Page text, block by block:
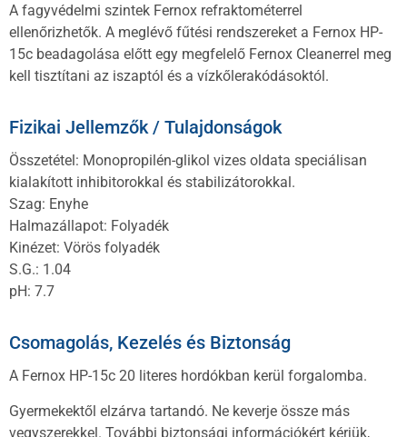
A fagyvédelmi szintek Fernox refraktométerrel
ellenőrizhetők. A meglévő fűtési rendszereket a Fernox HP-
15c beadagolása előtt egy megfelelő Fernox Cleanerrel meg
kell tisztítani az iszaptól és a vízkőlerakódásoktól.
Fizikai Jellemzők / Tulajdonságok
Összetétel: Monopropilén-glikol vizes oldata speciálisan
kialakított inhibitorokkal és stabilizátorokkal.
Szag: Enyhe
Halmazállapot: Folyadék
Kinézet: Vörös folyadék
S.G.: 1.04
pH: 7.7
Csomagolás, Kezelés és Biztonság
A Fernox HP-15c 20 literes hordókban kerül forgalomba.
Gyermekektől elzárva tartandó. Ne keverje össze más
vegyszerekkel. További biztonsági információkért kérjük,